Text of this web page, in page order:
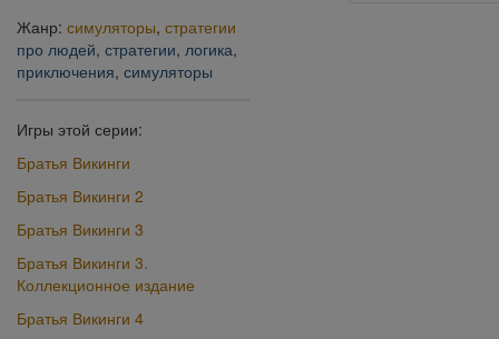
Жанр: симуляторы, стратегии
про людей, стратегии, логика,
приключения, симуляторы
Игры этой серии:
Братья Викинги
Братья Викинги 2
Братья Викинги 3
Братья Викинги 3.
Коллекционное издание
Братья Викинги 4